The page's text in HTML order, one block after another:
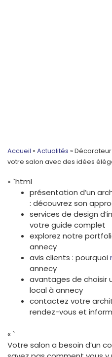
Accueil » Actualités » Décorateur
votre salon avec des idées
« `html
présentation d’un
: découvrez son
services de design
votre guide complet
explorez notre
annecy
avis clients : pourquoi
annecy
avantages de choisir
local à annecy
contactez votre
rendez-vous et
« `
Votre salon a besoin d’un